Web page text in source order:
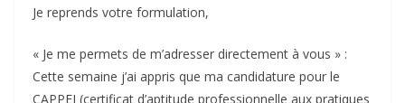
Je reprends votre formulation,
« Je me permets de m’adresser directement à vous » :
Cette semaine j’ai appris que ma candidature pour le
CAPPEI (certificat d’aptitude professionnelle aux pratiques